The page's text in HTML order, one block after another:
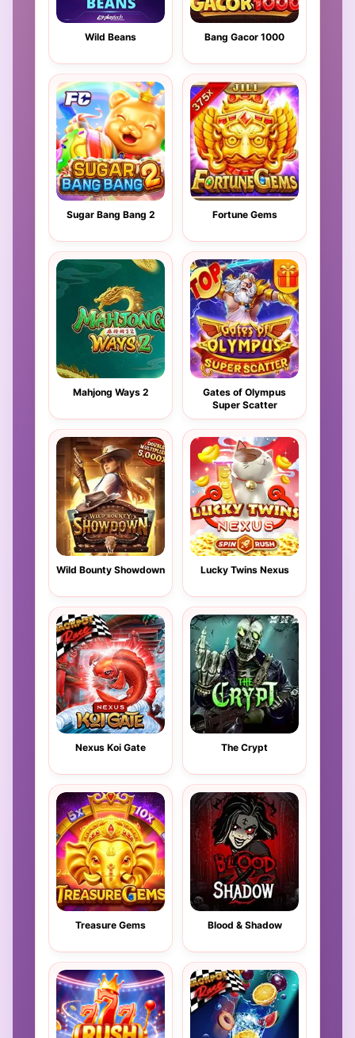
Wild Beans Bang Gacor 1000
Sugar Bang Bang 2 Fortune Gems
Mahjong Ways 2
Gates of Olympus
Super Scatter
Wild Bounty Showdown Lucky Twins Nexus
Nexus Koi Gate The Crypt
Treasure Gems Blood & Shadow